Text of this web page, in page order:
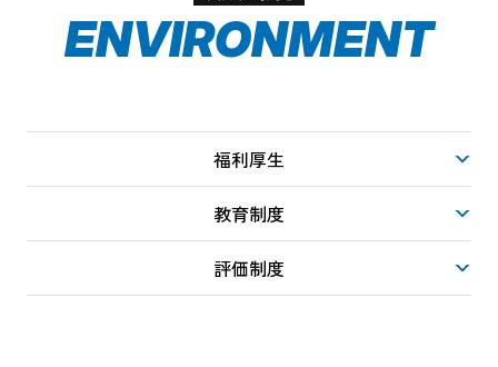
ENVIRONMENT
福利厚生
教育制度
評価制度